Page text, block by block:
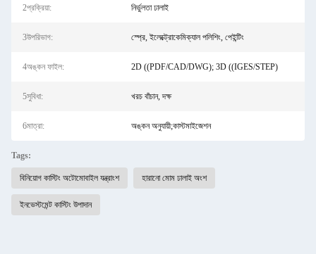
2প্রক্রিয়া: নির্ভুলতা ঢালাই
3উপরিভাগ: স্প্রে, ইলেক্ট্রোকেমিক্যাল পলিশিং, পেইন্টিং
4অঙ্কন ফাইল: 2D ((PDF/CAD/DWG); 3D ((IGES/STEP)
5সুবিধা: খরচ বাঁচান, দক্ষ
6মাত্রা: অঙ্কন অনুযায়ী;কাস্টমাইজেশন
Tags:
বিনিয়োগ কাস্টিং অটোমোবাইল যন্ত্রাংশ হারানো মোম ঢালাই অংশ
ইনভেস্টমেন্ট কাস্টিং উপাদান